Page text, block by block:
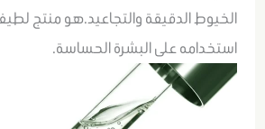
الخيوط الدقيقة والتجاعيد.هو منتج
استخدامه على البشرة الحساسة.